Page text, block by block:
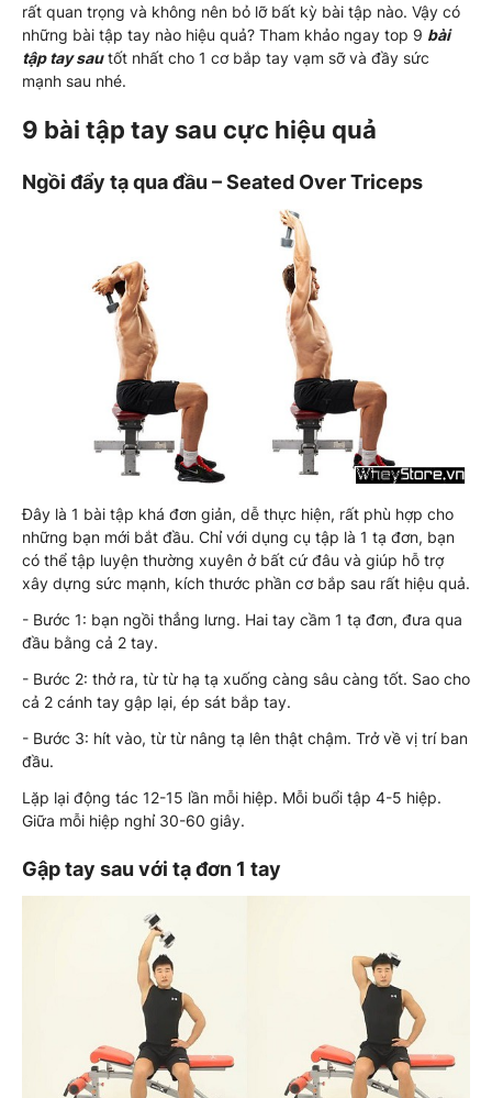
rất quan trọng và không nên bỏ lỡ bất kỳ bài tập nào. Vậy có
những bài tập tay nào hiệu quả? Tham khảo ngay top 9 bài
tập tay sautốt nhất cho 1 cơ bắp tay vạm sỡ và đầy sức
mạnh sau nhé.
9 bài tập tay sau cực hiệu quả
Ngồi đẩy tạ qua đầu – Seated Over Triceps
Đây là 1 bài tập khá đơn giản, dễ thực hiện, rất phù hợp cho
những bạn mới bắt đầu. Chỉ với dụng cụ tập là 1 tạ đơn, bạn
có thể tập luyện thường xuyên ở bất cứ đâu và giúp hỗ trợ
xây dựng sức mạnh, kích thước phần cơ bắp sau rất hiệu quả.
- Bước 1: bạn ngồi thẳng lưng. Hai tay cầm 1 tạ đơn, đưa qua
đầu bằng cả 2 tay.
- Bước 2: thở ra, từ từ hạ tạ xuống càng sâu càng tốt. Sao cho
cả 2 cánh tay gập lại, ép sát bắp tay.
- Bước 3: hít vào, từ từ nâng tạ lên thật chậm. Trở về vị trí ban
đầu.
Lặp lại động tác 12-15 lần mỗi hiệp. Mỗi buổi tập 4-5 hiệp.
Giữa mỗi hiệp nghỉ 30-60 giây.
Gập tay sau với tạ đơn 1 tay